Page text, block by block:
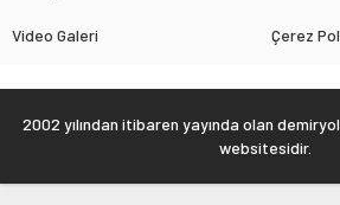
Video Galeri Çerez
2002 yılından itibaren yayında olan
websitesidir.